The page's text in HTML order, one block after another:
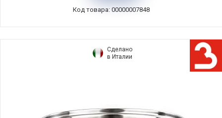
Код товара: 00000007848
Сделано
в Италии